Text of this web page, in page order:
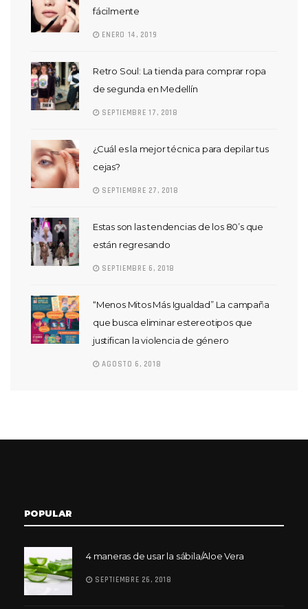
fácilmente
ENERO 14, 2019
Retro Soul: La tienda para comprar ropa
de segunda en Medellín
SEPTIEMBRE 17, 2018
¿Cuál es la mejor técnica para depilar tus
cejas?
SEPTIEMBRE 27, 2018
Estas son las tendencias de los 80’s que
están regresando
SEPTIEMBRE 6, 2018
“Menos Mitos Más Igualdad” La campaña
que busca eliminar estereotipos que
justifican la violencia de género
AGOSTO 6, 2018
POPULAR
4 maneras de usar la sábila/Aloe Vera
SEPTIEMBRE 26, 2018